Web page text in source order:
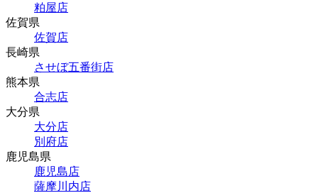
粕屋店
佐賀県
佐賀店
長崎県
させぼ五番街店
熊本県
合志店
大分県
大分店
別府店
鹿児島県
鹿児島店
薩摩川内店